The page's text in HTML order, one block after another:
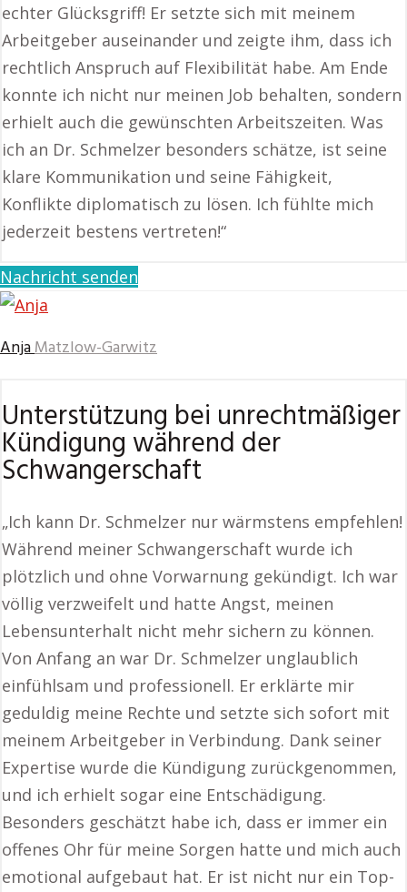
echter Glücksgriff! Er setzte sich mit meinem
Arbeitgeber auseinander und zeigte ihm, dass ich
rechtlich Anspruch auf Flexibilität habe. Am Ende
konnte ich nicht nur meinen Job behalten, sondern
erhielt auch die gewünschten Arbeitszeiten. Was
ich an Dr. Schmelzer besonders schätze, ist seine
klare Kommunikation und seine Fähigkeit,
Konflikte diplomatisch zu lösen. Ich fühlte mich
jederzeit bestens vertreten!“
Nachricht senden
AnjaMatzlow-Garwitz
Unterstützung bei unrechtmäßiger
Kündigung während der
Schwangerschaft
„Ich kann Dr. Schmelzer nur wärmstens empfehlen!
Während meiner Schwangerschaft wurde ich
plötzlich und ohne Vorwarnung gekündigt. Ich war
völlig verzweifelt und hatte Angst, meinen
Lebensunterhalt nicht mehr sichern zu können.
Von Anfang an war Dr. Schmelzer unglaublich
einfühlsam und professionell. Er erklärte mir
geduldig meine Rechte und setzte sich sofort mit
meinem Arbeitgeber in Verbindung. Dank seiner
Expertise wurde die Kündigung zurückgenommen,
und ich erhielt sogar eine Entschädigung.
Besonders geschätzt habe ich, dass er immer ein
offenes Ohr für meine Sorgen hatte und mich auch
emotional aufgebaut hat. Er ist nicht nur ein Top-